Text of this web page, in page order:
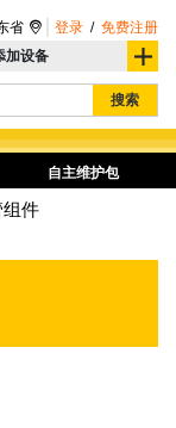
加设备
搜索
省 登录 / 免费注册
自主维护包
组件